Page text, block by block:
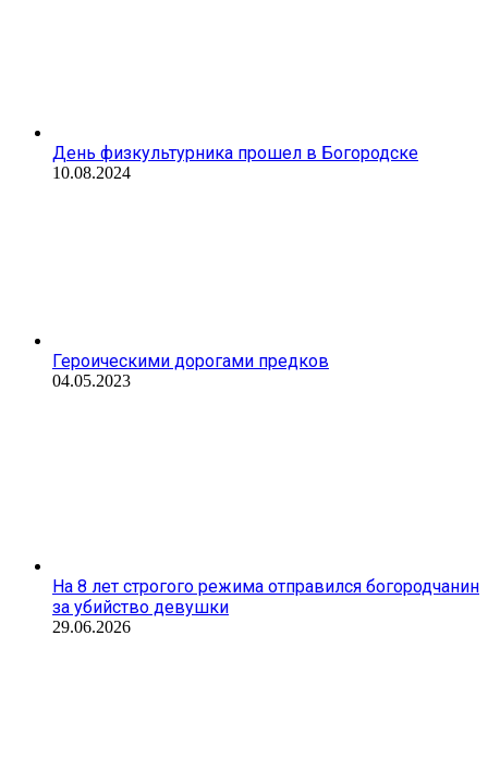
День физкультурника прошел в Богородске
10.08.2024
Героическими дорогами предков
04.05.2023
На 8 лет строгого режима отправился богородчанин
за убийство девушки
29.06.2026